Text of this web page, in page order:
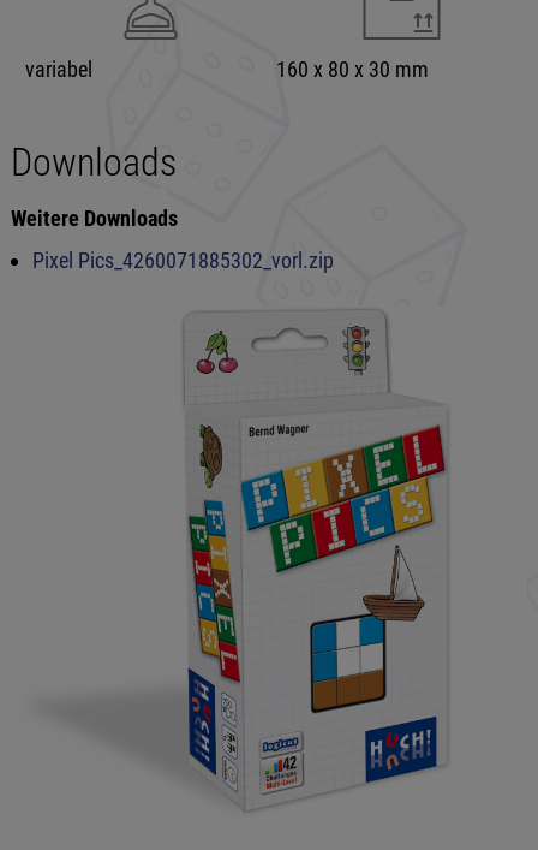
variabel 160 x 80 x 30 mm
Downloads
Weitere Downloads
Pixel Pics_4260071885302_vorl.zip